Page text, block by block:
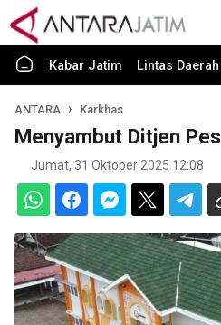
Kabar Jatim Lintas Daerah
ANTARA Karkhas
Menyambut Ditjen
Jumat, 31 Oktober 2025 12:08